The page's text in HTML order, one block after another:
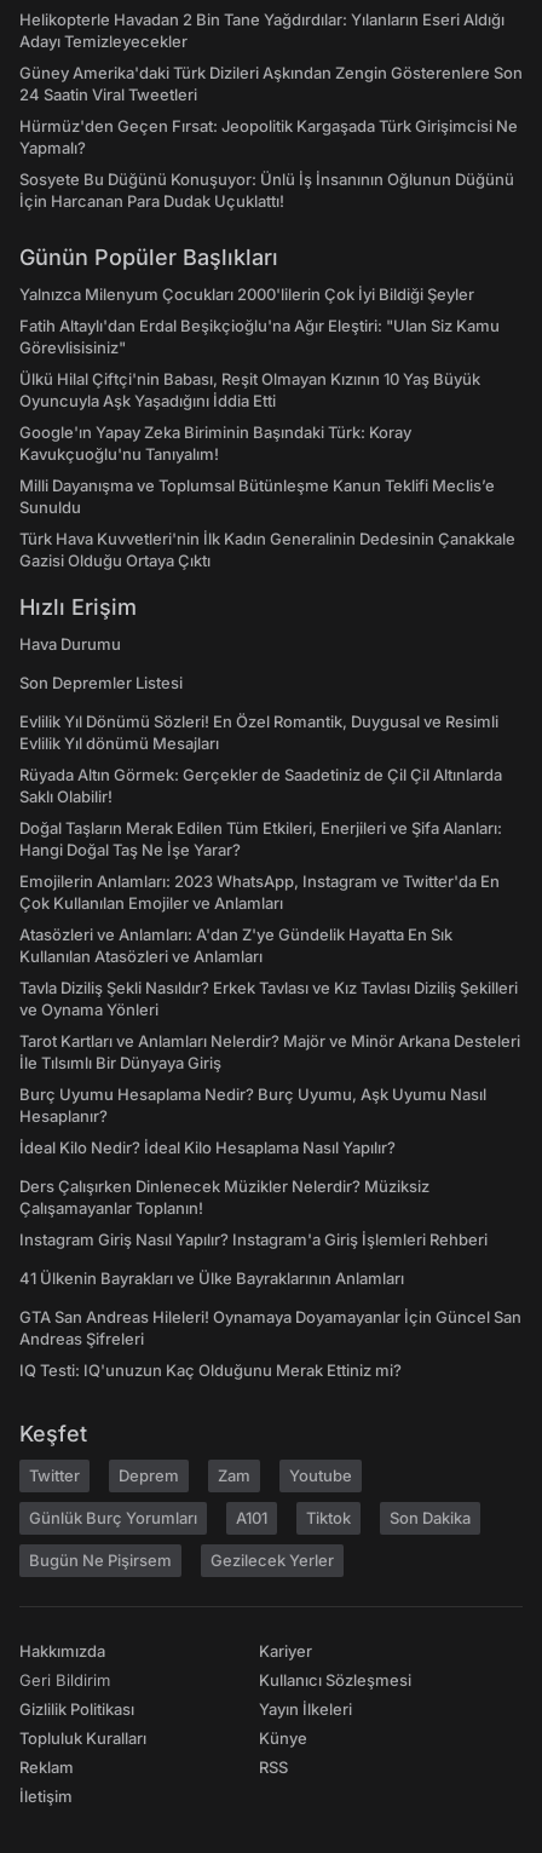
Helikopterle Havadan 2 Bin Tane Yağdırdılar: Yılanların Eseri Aldığı
Adayı Temizleyecekler
Güney Amerika'daki Türk Dizileri Aşkından Zengin Gösterenlere Son
24 Saatin Viral Tweetleri
Hürmüz'den Geçen Fırsat: Jeopolitik Kargaşada Türk Girişimcisi Ne
Yapmalı?
Sosyete Bu Düğünü Konuşuyor: Ünlü İş İnsanının Oğlunun Düğünü
İçin Harcanan Para Dudak Uçuklattı!
Günün Popüler Başlıkları
Yalnızca Milenyum Çocukları 2000'lilerin Çok İyi Bildiği Şeyler
Fatih Altaylı'dan Erdal Beşikçioğlu'na Ağır Eleştiri: "Ulan Siz Kamu
Görevlisisiniz"
Ülkü Hilal Çiftçi'nin Babası, Reşit Olmayan Kızının 10 Yaş Büyük
Oyuncuyla Aşk Yaşadığını İddia Etti
Google'ın Yapay Zeka Biriminin Başındaki Türk: Koray
Kavukçuoğlu'nu Tanıyalım!
Milli Dayanışma ve Toplumsal Bütünleşme Kanun Teklifi Meclis’e
Sunuldu
Türk Hava Kuvvetleri'nin İlk Kadın Generalinin Dedesinin Çanakkale
Gazisi Olduğu Ortaya Çıktı
Hızlı Erişim
Hava Durumu
Son Depremler Listesi
Evlilik Yıl Dönümü Sözleri! En Özel Romantik, Duygusal ve Resimli
Evlilik Yıl dönümü Mesajları
Rüyada Altın Görmek: Gerçekler de Saadetiniz de Çil Çil Altınlarda
Saklı Olabilir!
Doğal Taşların Merak Edilen Tüm Etkileri, Enerjileri ve Şifa Alanları:
Hangi Doğal Taş Ne İşe Yarar?
Emojilerin Anlamları: 2023 WhatsApp, Instagram ve Twitter'da En
Çok Kullanılan Emojiler ve Anlamları
Atasözleri ve Anlamları: A'dan Z'ye Gündelik Hayatta En Sık
Kullanılan Atasözleri ve Anlamları
Tavla Diziliş Şekli Nasıldır? Erkek Tavlası ve Kız Tavlası Diziliş Şekilleri
ve Oynama Yönleri
Tarot Kartları ve Anlamları Nelerdir? Majör ve Minör Arkana Desteleri
İle Tılsımlı Bir Dünyaya Giriş
Burç Uyumu Hesaplama Nedir? Burç Uyumu, Aşk Uyumu Nasıl
Hesaplanır?
İdeal Kilo Nedir? İdeal Kilo Hesaplama Nasıl Yapılır?
Ders Çalışırken Dinlenecek Müzikler Nelerdir? Müziksiz
Çalışamayanlar Toplanın!
Instagram Giriş Nasıl Yapılır? Instagram'a Giriş İşlemleri Rehberi
41 Ülkenin Bayrakları ve Ülke Bayraklarının Anlamları
GTA San Andreas Hileleri! Oynamaya Doyamayanlar İçin Güncel San
Andreas Şifreleri
IQ Testi: IQ'unuzun Kaç Olduğunu Merak Ettiniz mi?
Keşfet
Twitter Deprem Zam Youtube
Günlük Burç Yorumları A101 Tiktok Son Dakika
Bugün Ne Pişirsem Gezilecek Yerler
Hakkımızda
Geri Bildirim
Gizlilik Politikası
Topluluk Kuralları
Reklam
İletişim
Kariyer
Kullanıcı Sözleşmesi
Yayın İlkeleri
Künye
RSS